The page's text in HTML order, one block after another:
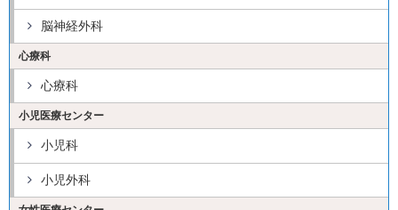
脳神経外科
心療科
心療科
小児医療センター
小児科
小児外科